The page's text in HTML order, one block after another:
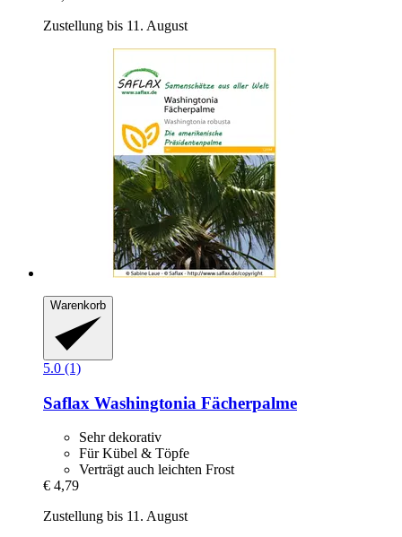
Zustellung bis 11. August
Warenkorb
5.0 (1)
Saflax Washingtonia Fächerpalme
Sehr dekorativ
Für Kübel & Töpfe
Verträgt auch leichten Frost
€ 4,79
Zustellung bis 11. August